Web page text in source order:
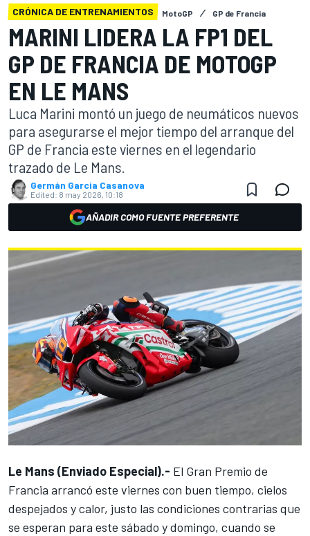
CRÓNICA DE ENTRENAMIENTOS MotoGP GP de Francia
MARINI LIDERA LA FP1 DEL
GP DE FRANCIA DE MOTOGP
EN LE MANS
Luca Marini montó un juego de neumáticos nuevos
para asegurarse el mejor tiempo del arranque del
GP de Francia este viernes en el legendario
trazado de Le Mans.
Germán Garcia Casanova
Edited: 8 may 2026, 10:18
AÑADIR COMO FUENTE PREFERENTE
Le Mans (Enviado Especial).- El Gran Premio de
Francia arrancó este viernes con buen tiempo, cielos
despejados y calor, justo las condiciones contrarias que
se esperan para este sábado y domingo, cuando se